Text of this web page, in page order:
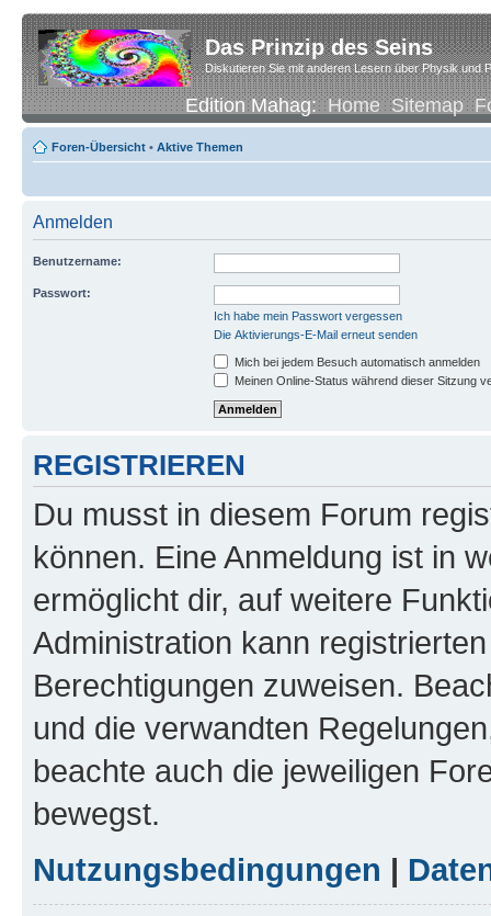
Das Prinzip des Seins
Diskutieren Sie mit anderen Lesern über Physik und
Edition Mahag:Home Sitemap
Foren-Übersicht • Aktive Themen
Anmelden
Benutzername:
Passwort:
Ich habe mein Passwort vergessen
Die Aktivierungs-E-Mail erneut senden
Mich bei jedem Besuch automatisch anmelden
Meinen Online-Status während dieser Sitzung
REGISTRIEREN
Du musst in diesem Forum
können. Eine Anmeldung ist in
ermöglicht dir, auf weitere
Administration kann
Berechtigungen zuweisen.
und die verwandten
beachte auch die jeweiligen
bewegst.
Nutzungsbedingungen |